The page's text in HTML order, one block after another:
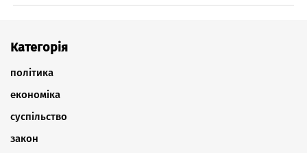
Категорія
політика
економіка
суспільство
закон